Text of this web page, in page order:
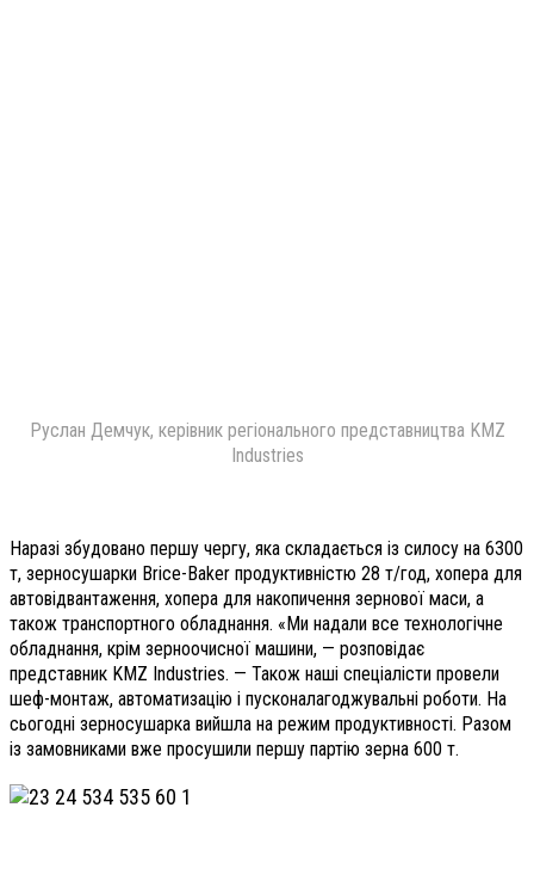
Руслан Демчук, керівник регіонального представництва KMZ
Industries
Наразі збудовано першу чергу, яка складається із силосу на 6300
т, зерносушарки Brice-Baker продуктивністю 28 т/год, хопера для
автовідвантаження, хопера для накопичення зернової маси, а
також транспортного обладнання. «Ми надали все технологічне
обладнання, крім зерноочисної машини, — розповідає
представник KMZ Industries. — Також наші спеціалісти провели
шеф-монтаж, автоматизацію і пусконалагоджувальні роботи. На
сьогодні зерносушарка вийшла на режим продуктивності. Разом
із замовниками вже просушили першу партію зерна 600 т.